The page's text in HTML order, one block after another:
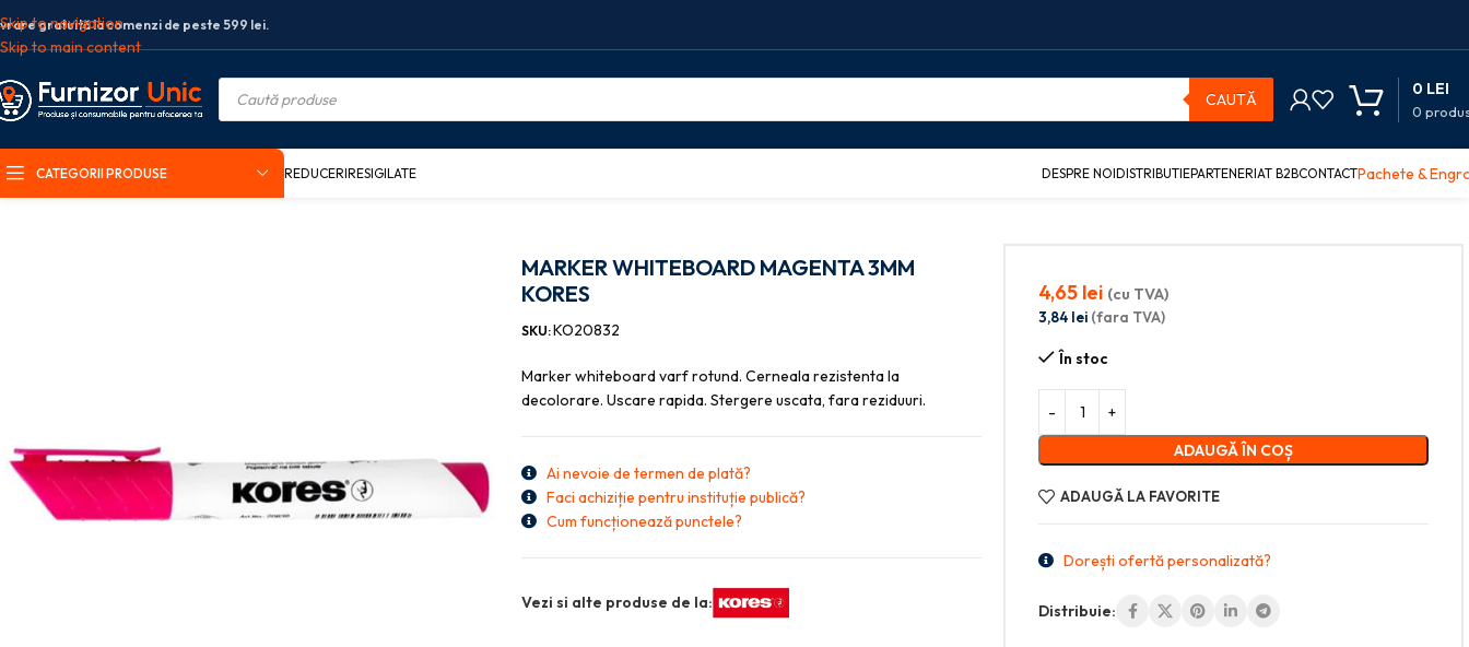
Skip to navigation
Skip to main content
gratuită la comenzi de peste 599 lei.
CAUTĂ
0
0 LEI
CATEGORII PRODUSE REDUCERIRESIGILATE DESPRE NOIDISTRIBUTIEPARTENERIAT B2BCONTACTPachete &
MARKER WHITEBOARD MAGENTA 3MM
KORES
SKU:KO20832
Marker whiteboard varf rotund. Cerneala rezistenta la
decolorare. Uscare rapida. Stergere uscata, fara reziduuri.
Ai nevoie de termen de plată?
Faci achiziție pentru instituție publică?
Cum funcționează punctele?
Vezi si alte produse de la:
4,65 lei (cu TVA)
3,84 lei (fara TVA)
În stoc
ADAUGĂ ÎN COȘ
ADAUGĂ LA FAVORITE
Dorești ofertă personalizată?
Distribuie: